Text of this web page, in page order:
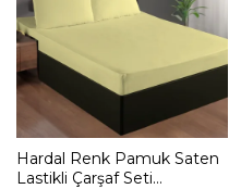
Hardal Renk Pamuk Saten
Lastikli Çarşaf Seti